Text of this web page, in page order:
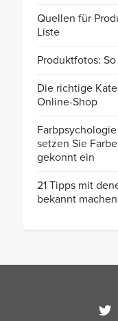
Quellen für
Liste
Produktfotos:
Die richtige
Online-Shop
setzen Sie
gekonnt ein
21 Tipps mit
bekannt machen